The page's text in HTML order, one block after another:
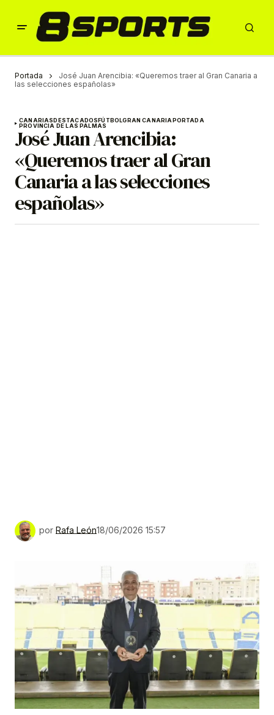
Portada
José Juan Arencibia: «Queremos traer al Gran Canaria a
las selecciones españolas»
CANARIASDESTACADOSFÚTBOLGRAN CANARIAPORTADA
PROVINCIA DE LAS PALMAS
José Juan Arencibia:
«Queremos traer al Gran
Canaria a las selecciones
españolas»
por Rafa León18/06/2026 15:57